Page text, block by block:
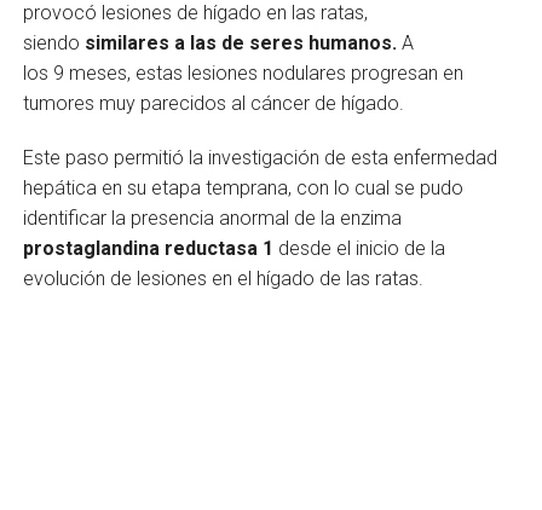
provocó lesiones de hígado en las ratas,
siendo similares a las de seres humanos.A
los 9 meses, estas lesiones nodulares progresan en
tumores muy parecidos al cáncer de hígado.
Este paso permitió la investigación de esta enfermedad
hepática en su etapa temprana, con lo cual se pudo
identificar la presencia anormal de la enzima
prostaglandina reductasa 1 desde el inicio de la
evolución de lesiones en el hígado de las ratas.